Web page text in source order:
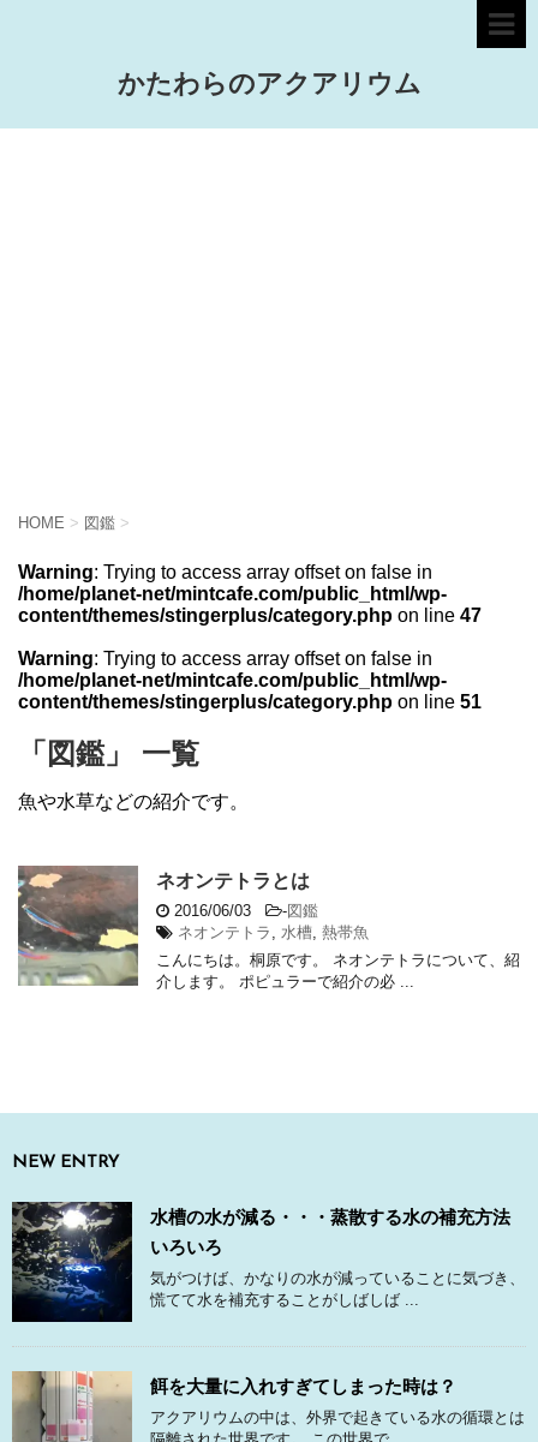
かたわらのアクアリウム
HOME > 図鑑 >
Warning: Trying to access array offset on false in
/home/planet-net/mintcafe.com/public_html/wp-
content/themes/stingerplus/category.php on line 47
Warning: Trying to access array offset on false in
/home/planet-net/mintcafe.com/public_html/wp-
content/themes/stingerplus/category.php on line 51
「図鑑」 一覧
魚や水草などの紹介です。
ネオンテトラとは
2016/06/03 -図鑑
ネオンテトラ , 水槽, 熱帯魚
こんにちは。桐原です。 ネオンテトラについて、紹
介します。 ポピュラーで紹介の必 ...
NEW ENTRY
水槽の水が減る・・・蒸散する水の補充方法
いろいろ
気がつけば、かなりの水が減っていることに気づき、
慌てて水を補充することがしばしば ...
餌を大量に入れすぎてしまった時は？
アクアリウムの中は、外界で起きている水の循環とは